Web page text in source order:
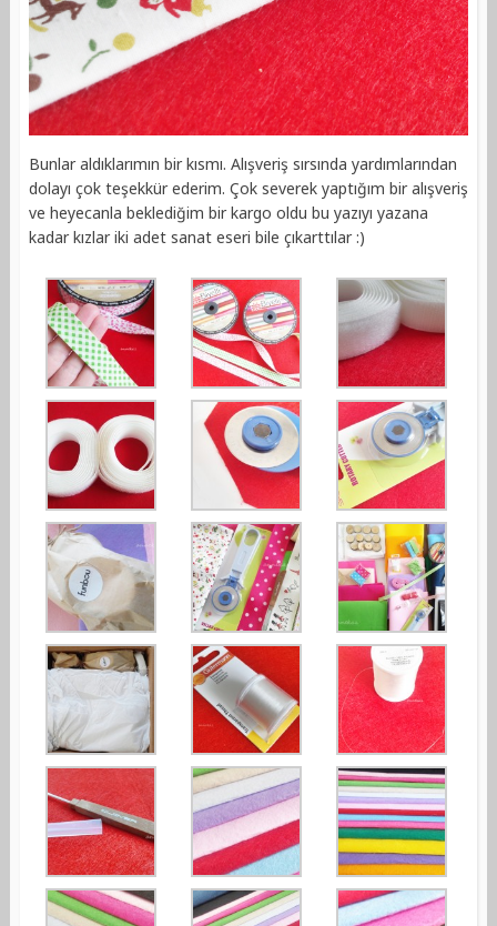
Bunlar aldıklarımın bir kısmı. Alışveriş sırsında yardımlarından
dolayı çok teşekkür ederim. Çok severek yaptığım bir alışveriş
ve heyecanla beklediğim bir kargo oldu bu yazıyı yazana
kadar kızlar iki adet sanat eseri bile çıkarttılar :)